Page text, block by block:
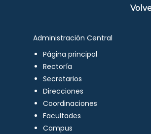
Administración Central
Página principal
Rectoría
Secretarios
Direcciones
Coordinaciones
Facultades
Campus